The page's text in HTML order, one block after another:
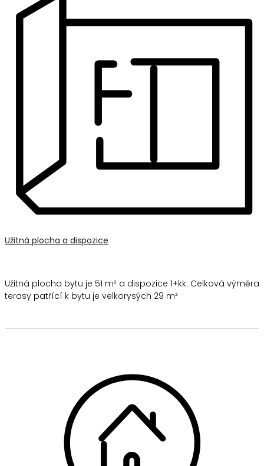
Užitná plocha a dispozice
Užitná plocha bytu je 51 m² a dispozice 1+kk. Celková výměra
terasy patřící k bytu je velkorysých 29 m²